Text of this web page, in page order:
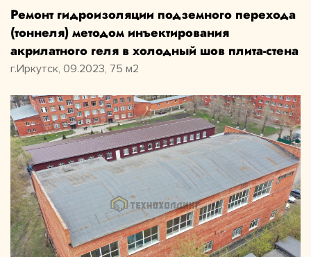
Ремонт гидроизоляции подземного перехода
(тоннеля) методом инъектирования
акрилатного геля в холодный шов плита-стена
г.Иркутск, 09.2023, 75 м2